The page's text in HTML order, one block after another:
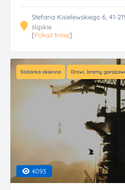
Stefana Kisielewskiego 6, 41-
śląskie
[Pokaż trasę]
Stolarka okienna Drzwi, bramy
4093